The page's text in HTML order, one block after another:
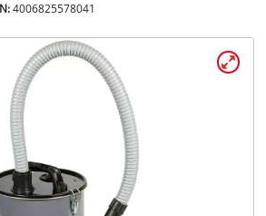
4006825578041